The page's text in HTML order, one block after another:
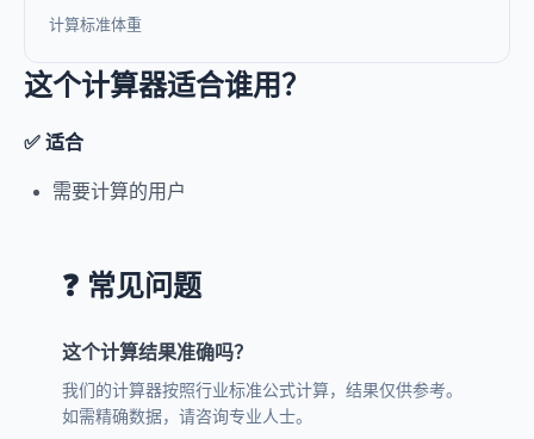
计算标准体重
这个计算器适合谁用？
✅ 适合
需要计算的用户
❓ 常见问题
这个计算结果准确吗？
我们的计算器按照行业标准公式计算，结果仅供参考。
如需精确数据，请咨询专业人士。